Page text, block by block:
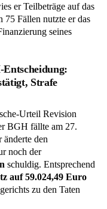
er Teilbeträge auf das
75 Fällen nutzte er das
seines
Strafe
Urteil Revision
BGH fällte am 27.
änderte den
noch der
schuldig. Entsprechend
auf 59.024,49 Euro
zu den Taten